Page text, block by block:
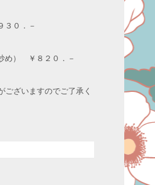
０．－
め） ￥８２０．－
ざいますのでご了承く